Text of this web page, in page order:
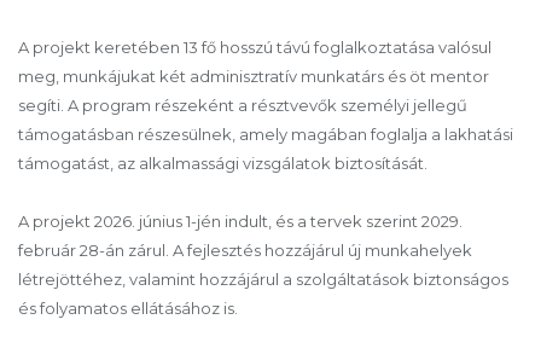
A projekt keretében 13 fő hosszú távú foglalkoztatása valósul
meg, munkájukat két adminisztratív munkatárs és öt mentor
segíti. A program részeként a résztvevők személyi jellegű
támogatásban részesülnek, amely magában foglalja a lakhatási
támogatást, az alkalmassági vizsgálatok biztosítását.
A projekt 2026. június 1-jén indult, és a tervek szerint 2029.
február 28-án zárul. A fejlesztés hozzájárul új munkahelyek
létrejöttéhez, valamint hozzájárul a szolgáltatások biztonságos
és folyamatos ellátásához is.